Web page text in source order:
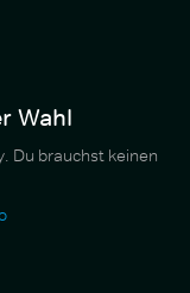
Wahl
Du brauchst keinen